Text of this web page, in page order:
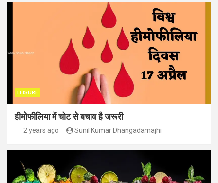
LEISURE
हीमोफीलिया में चोट से बचाव है जरूरी
2 years ago Sunil Kumar Dhangadamajhi